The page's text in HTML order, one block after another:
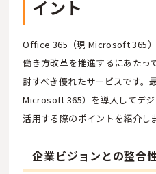
イント
Office 365（現 Microsoft 365）
働き方改革を推進するにあたっ
討すべき優れたサービスです。
Microsoft 365）を導入してデ
活用する際のポイントを紹介しま
企業ビジョンとの整合